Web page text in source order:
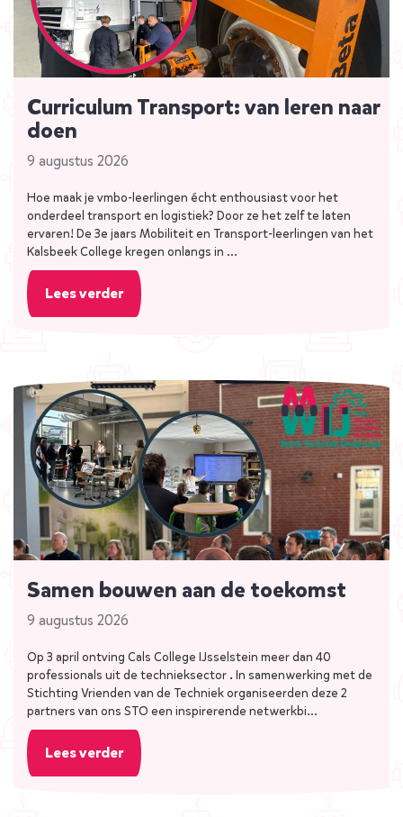
Curriculum Transport: van leren naar
doen
9 augustus 2026
Hoe maak je vmbo-leerlingen écht enthousiast voor het
onderdeel transport en logistiek? Door ze het zelf te laten
ervaren! De 3e jaars Mobiliteit en Transport-leerlingen van het
Kalsbeek College kregen onlangs in …
Lees verder
Samen bouwen aan de toekomst
9 augustus 2026
Op 3 april ontving Cals College IJsselstein meer dan 40
professionals uit de technieksector . In samenwerking met de
Stichting Vrienden van de Techniek organiseerden deze 2
partners van ons STO een inspirerende netwerkbi…
Lees verder